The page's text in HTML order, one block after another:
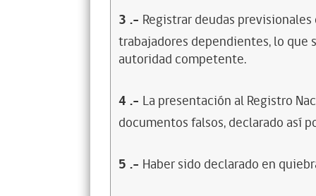
3 .- Registrar deudas
trabajadores dependientes, lo
autoridad competente.
4 .- La presentación al Registro
documentos falsos, declarado así
5 .- Haber sido declarado en